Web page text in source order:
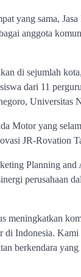
yang sama,
anggota
di sejumlah
dari 11
Universitas
Motor yang
JR-Rovation
Planning
perusahaan
meningkatkan
di Indonesia.
berkendara